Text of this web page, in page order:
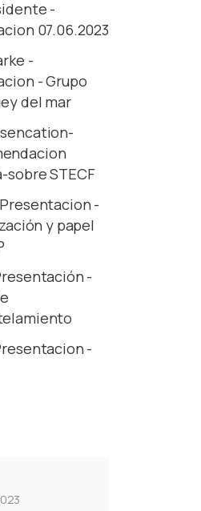
-
07.06.2023
-
- Grupo
del mar
STECF
-
y papel
-
-